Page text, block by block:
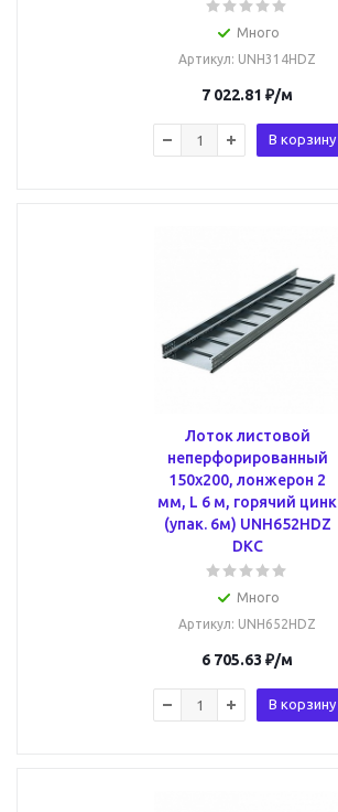
Много
Артикул: UNH314HDZ
7 022.81 ₽/м
В корзину
Лоток листовой
неперфорированный
150х200, лонжерон 2
мм, L 6 м, горячий цинк
(упак. 6м) UNH652HDZ
DKC
Много
Артикул: UNH652HDZ
6 705.63 ₽/м
В корзину